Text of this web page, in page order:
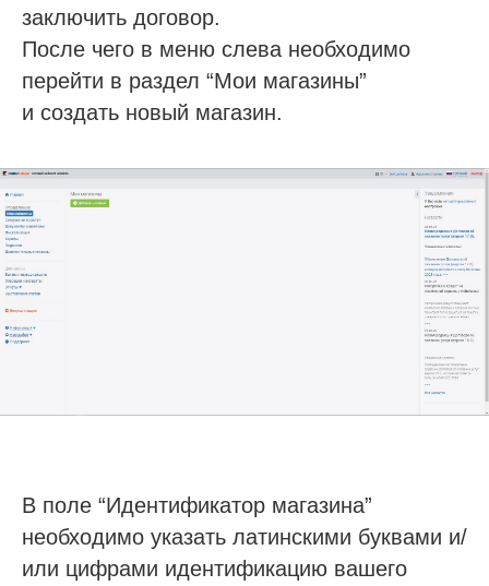
заключить договор.
После чего в меню слева необходимо
перейти в раздел “Мои магазины”
и создать новый магазин.
В поле “Идентификатор магазина”
необходимо указать латинскими буквами и/
или цифрами идентификацию вашего